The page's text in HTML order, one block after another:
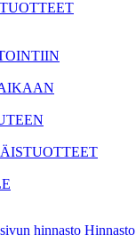
hinnasto Hinnasto